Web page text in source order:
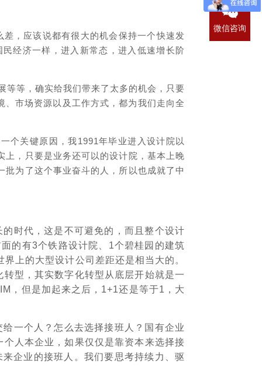
，应该说都有很大的机会保持一个快速发
经济一样，进入新常态，进入低速增长阶
等等，确实给我们带来了太多的机会，只要
市场资源以及工作方式，都为我们走向全
个关键原因，我1991年毕业进入设计院以
，只要是业务还可以的设计院，基本上晚
为了这个事业奋斗的人，所以也成就了中
时代，这是不可避免的，而且整个设计
的有3个铁路设计院、1个碧桂园的建筑
上的大型设计公司差距还是相当大的。
型，其实数字化转型从底层开始就是一
，但是加起来之后，1+1还是等于1，大
一个人？怎么去选择接班人？国有企业
人本企业，如果仅仅是靠资本来选择接
企业的接班人。我们要思考持续力、驱
微信咨询